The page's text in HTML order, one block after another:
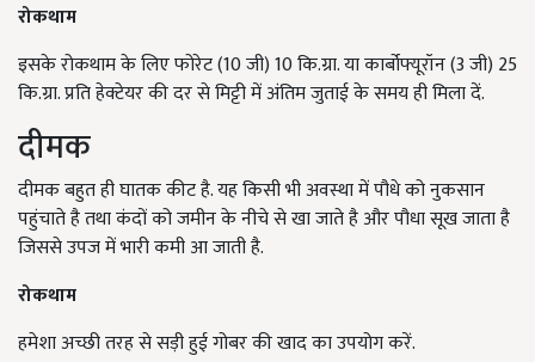
रोकथाम
इसके रोकथाम के लिए फोरेट (10 जी) 10 कि.ग्रा. या कार्बोफ्यूरॉन (3 जी) 25
कि.ग्रा. प्रति हेक्टेयर की दर से मिट्टी में अंतिम जुताई के समय ही मिला दें.
दीमक
दीमक बहुत ही घातक कीट है. यह किसी भी अवस्था में पौधे को नुकसान
पहुंचाते है तथा कंदों को जमीन के नीचे से खा जाते है और पौधा सूख जाता है
जिससे उपज में भारी कमी आ जाती है.
रोकथाम
हमेशा अच्छी तरह से सड़ी हुई गोबर की खाद का उपयोग करें.